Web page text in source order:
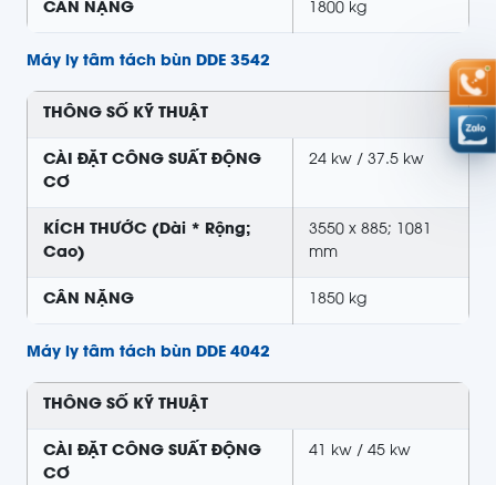
CÂN NẶNG 1800 kg
Máy ly tâm tách bùn DDE 3542
THÔNG SỐ KỸ THUẬT
CÀI ĐẶT CÔNG SUẤT ĐỘNG
CƠ
24 kw / 37.5 kw
KÍCH THƯỚC (Dài * Rộng;
Cao)
3550 x 885; 1081
mm
CÂN NẶNG 1850 kg
Máy ly tâm tách bùn DDE 4042
THÔNG SỐ KỸ THUẬT
CÀI ĐẶT CÔNG SUẤT ĐỘNG
CƠ
41 kw / 45 kw